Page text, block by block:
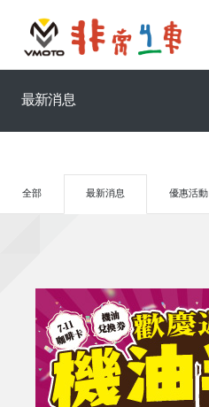
最新消息
全部 最新消息 優惠活動